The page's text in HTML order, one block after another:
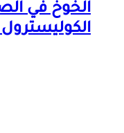
الخوخ في
الكوليسترول